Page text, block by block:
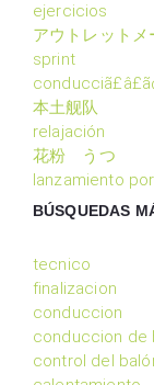
ejercicios
アウトレット
sprint
本土舰队
relajación
花粉 うつ
lanzamiento
BÚSQUEDAS
tecnico
finalizacion
conduccion
conduccion de
control del